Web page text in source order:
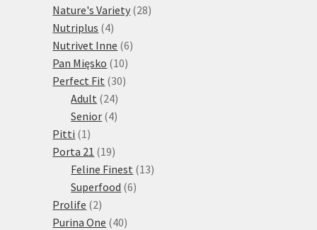
Nature's Variety 2828
Nutriplus 44
produkty
Nutrivet Inne 66
Pan Mięsko 1010
produktů
Perfect Fit 3030
Adult 2424
produktů
Senior 44
Pitti 1 1
produkt
Porta 21 1919
produktů
Feline Finest 1313
Superfood 66
Prolife 22
produkty
Purina One 4040